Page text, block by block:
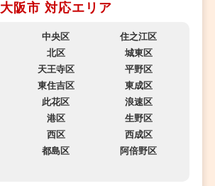
大阪市 対応エリア
中央区
住之江区
北区
城東区
天王寺区
平野区
東住吉区
東成区
此花区
浪速区
港区
生野区
西区
西成区
都島区
阿倍野区